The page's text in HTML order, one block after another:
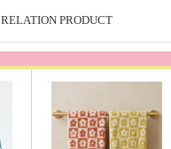
RELATION PRODUCT